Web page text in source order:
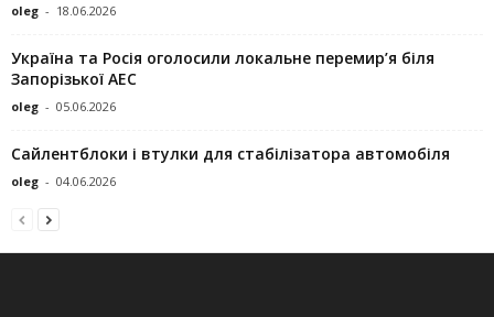
oleg - 18.06.2026
Україна та Росія оголосили локальне перемир’я біля
Запорізької АЕС
oleg - 05.06.2026
Сайлентблоки і втулки для стабілізатора автомобіля
oleg - 04.06.2026